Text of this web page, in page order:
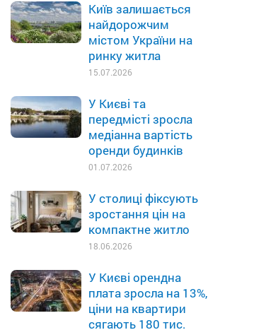
Київ залишається
найдорожчим
містом України на
ринку житла
15.07.2026
У Києві та
передмісті зросла
медіанна вартість
оренди будинків
01.07.2026
У столиці фіксують
зростання цін на
компактне житло
18.06.2026
У Києві орендна
плата зросла на 13%,
ціни на квартири
сягають 180 тис.